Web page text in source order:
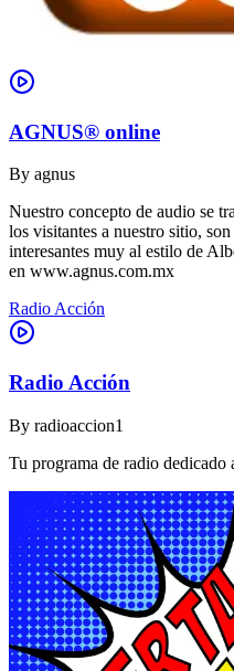
AGNUS® online
By agnus
Nuestro concepto de audio se
los visitantes a nuestro sitio,
interesantes muy al estilo de
en www.agnus.com.mx
Radio Acción
Radio Acción
By radioaccion1
Tu programa de radio dedicado